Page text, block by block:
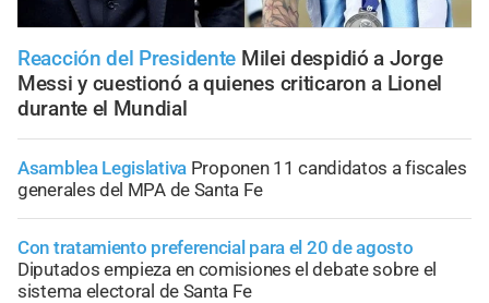
Reacción del Presidente Milei despidió a Jorge
Messi y cuestionó a quienes criticaron a Lionel
durante el Mundial
Asamblea Legislativa Proponen 11 candidatos a fiscales
generales del MPA de Santa Fe
Con tratamiento preferencial para el 20 de agosto
Diputados empieza en comisiones el debate sobre el
sistema electoral de Santa Fe